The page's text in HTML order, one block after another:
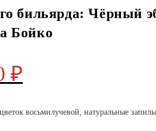
бильярда: Чёрный
Бойко
₽
335
восьмилучевой, натуральные